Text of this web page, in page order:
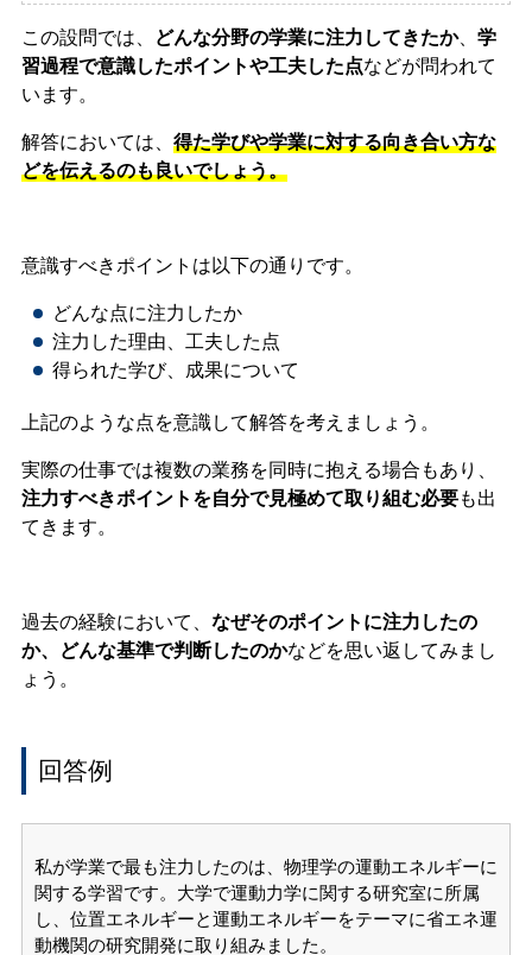
この設問では、 どんな分野の学業に注力してきたか、 学
習過程で意識したポイントや工夫した点などが問われて
います。
解答においては、 得た学びや学業に対する向き合い方な
どを伝えるのも良いでしょう。
意識すべきポイントは以下の通りです。
どんな点に注力したか
注力した理由、工夫した点
得られた学び、成果について
上記のような点を意識して解答を考えましょう。
実際の仕事では複数の業務を同時に抱える場合もあり、
注力すべきポイントを自分で見極めて取り組む必要も出
てきます。
過去の経験において、 なぜそのポイントに注力したの
か、どんな基準で判断したのかなどを思い返してみまし
ょう。
回答例
私が学業で最も注力したのは、物理学の運動エネルギーに
関する学習です。大学で運動力学に関する研究室に所属
し、位置エネルギーと運動エネルギーをテーマに省エネ運
動機関の研究開発に取り組みました。